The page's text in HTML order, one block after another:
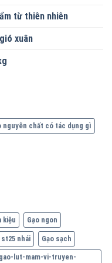
từ thiên nhiên
xuân
nguyên chất có tác dụng gì
kiệu Gạo ngon
st25 nhái Gạo sạch
lut-mam-vi-truyen-